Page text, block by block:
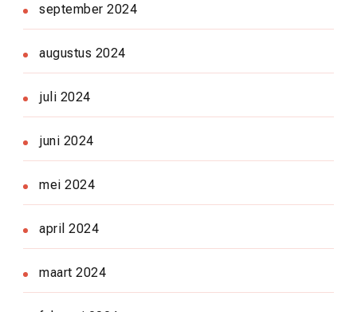
september 2024
augustus 2024
juli 2024
juni 2024
mei 2024
april 2024
maart 2024